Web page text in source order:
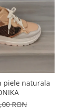
piele naturala
RON